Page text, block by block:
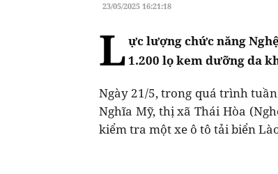
23/05/2025 16:21:18
Lực lượng chức năng
1.200 lọ kem dưỡng da
Ngày 21/5, trong quá trình
Nghĩa Mỹ, thị xã Thái Hòa
kiểm tra một xe ô tô tải biển